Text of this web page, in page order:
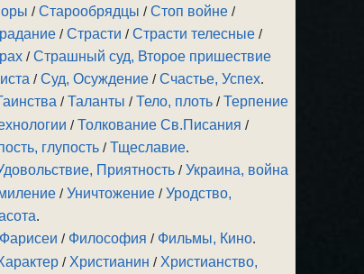
/Старообрядцы /Стоп войне /
/Страсти /Страсти телесные /
/Страшный суд, Второе пришествие
/Суд, Осуждение /Счастье, Успех.
/Таланты /Тело, плоть /Терпение
/Толкование Св.Писания /
глупость /Тщеславие.
Приятность /Украина, война
/Уничтожение /Уродство,
.
Фарисеи / Философия / Фильмы, Кино.
/ Христианин / Христианство,